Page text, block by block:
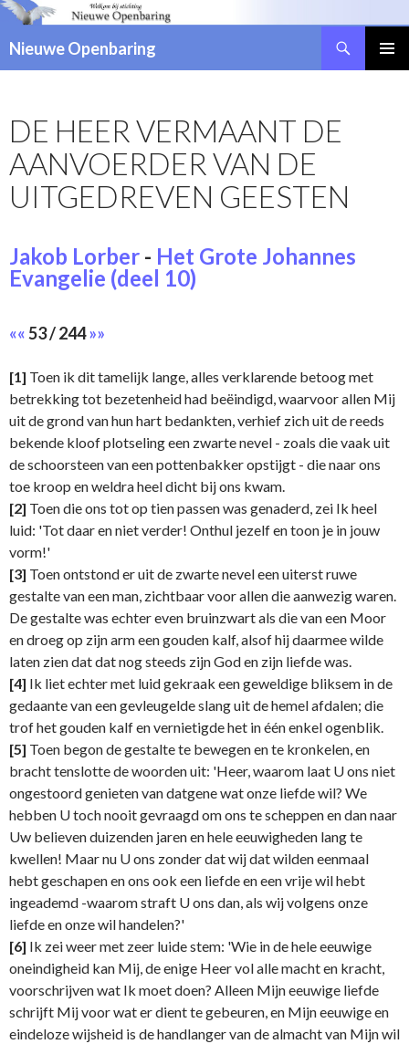
Nieuwe Openbaring
SPRINGEN
DE HEER VERMAANT DE
AANVOERDER VAN DE
UITGEDREVEN GEESTEN
Jakob Lorber - Het Grote Johannes
Evangelie (deel 10)
««53 / 244»»
[1] Toen ik dit tamelijk lange, alles verklarende betoog met
betrekking tot bezetenheid had beëindigd, waarvoor allen Mij
uit de grond van hun hart bedankten, verhief zich uit de reeds
bekende kloof plotseling een zwarte nevel - zoals die vaak uit
de schoorsteen van een pottenbakker opstijgt - die naar ons
toe kroop en weldra heel dicht bij ons kwam.
[2] Toen die ons tot op tien passen was genaderd, zei Ik heel
luid: 'Tot daar en niet verder! Onthul jezelf en toon je in jouw
vorm!'
[3] Toen ontstond er uit de zwarte nevel een uiterst ruwe
gestalte van een man, zichtbaar voor allen die aanwezig waren.
De gestalte was echter even bruinzwart als die van een Moor
en droeg op zijn arm een gouden kalf, alsof hij daarmee wilde
laten zien dat dat nog steeds zijn God en zijn liefde was.
[4] Ik liet echter met luid gekraak een geweldige bliksem in de
gedaante van een gevleugelde slang uit de hemel afdalen; die
trof het gouden kalf en vernietigde het in één enkel ogenblik.
[5] Toen begon de gestalte te bewegen en te kronkelen, en
bracht tenslotte de woorden uit: 'Heer, waarom laat U ons niet
ongestoord genieten van datgene wat onze liefde wil? We
hebben U toch nooit gevraagd om ons te scheppen en dan naar
Uw believen duizenden jaren en hele eeuwigheden lang te
kwellen! Maar nu U ons zonder dat wij dat wilden eenmaal
hebt geschapen en ons ook een liefde en een vrije wil hebt
ingeademd -waarom straft U ons dan, als wij volgens onze
liefde en onze wil handelen?'
[6] Ik zei weer met zeer luide stem: 'Wie in de hele eeuwige
oneindigheid kan Mij, de enige Heer vol alle macht en kracht,
voorschrijven wat Ik moet doen? Alleen Mijn eeuwige liefde
schrijft Mij voor wat er dient te gebeuren, en Mijn eeuwige en
eindeloze wijsheid is de handlanger van de almacht van Mijn wil